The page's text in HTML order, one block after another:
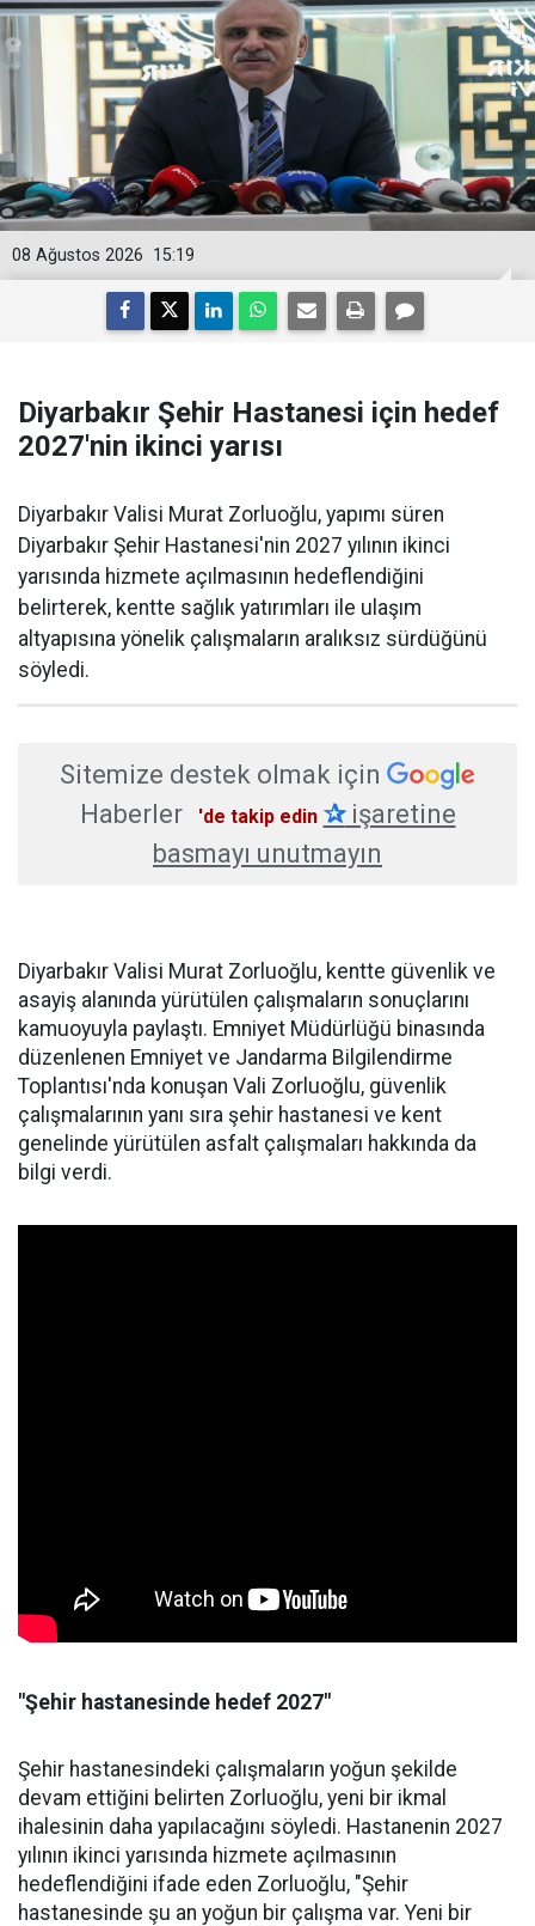
15:19
08 Ağustos 2026
Diyarbakır Şehir Hastanesi için hedef
2027'nin ikinci yarısı
Diyarbakır Valisi Murat Zorluoğlu, yapımı süren
Diyarbakır Şehir Hastanesi'nin 2027 yılının ikinci
yarısında hizmete açılmasının hedeflendiğini
belirterek, kentte sağlık yatırımları ile ulaşım
altyapısına yönelik çalışmaların aralıksız sürdüğünü
söyledi.
Sitemize destek olmak için
Haberler
'de takip edin ✰işaretine
basmayı unutmayın
Diyarbakır Valisi Murat Zorluoğlu, kentte güvenlik ve
asayiş alanında yürütülen çalışmaların sonuçlarını
kamuoyuyla paylaştı. Emniyet Müdürlüğü binasında
düzenlenen Emniyet ve Jandarma Bilgilendirme
Toplantısı'nda konuşan Vali Zorluoğlu, güvenlik
çalışmalarının yanı sıra şehir hastanesi ve kent
genelinde yürütülen asfalt çalışmaları hakkında da
bilgi verdi.
"Şehir hastanesinde hedef 2027"
Şehir hastanesindeki çalışmaların yoğun şekilde
devam ettiğini belirten Zorluoğlu, yeni bir ikmal
ihalesinin daha yapılacağını söyledi. Hastanenin 2027
yılının ikinci yarısında hizmete açılmasının
hedeflendiğini ifade eden Zorluoğlu, "Şehir
hastanesinde şu an yoğun bir çalışma var. Yeni bir